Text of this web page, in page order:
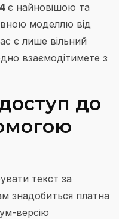
є найновішою та
моделлю від
є лише вільний
взаємодітимете з
до
текст за
знадобиться платна
версію